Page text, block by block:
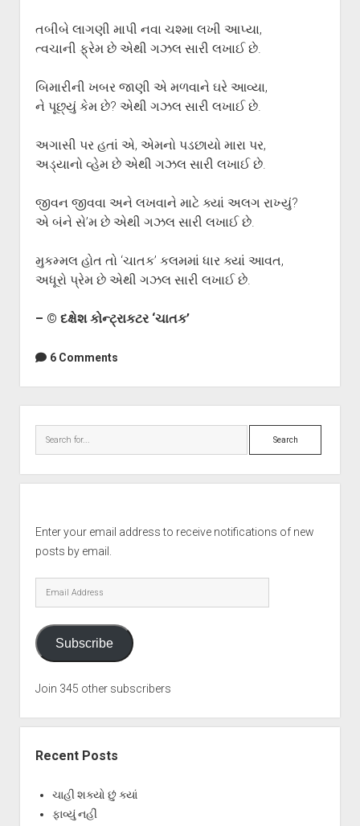
તબીબે લાગણી માપી નવા ચશ્મા લખી આપ્યા,
ત્વચાની ફ્રેમ છે એથી ગઝલ સારી લખાઈ છે.
બિમારીની ખબર જાણી એ મળવાને ઘરે આવ્યા,
ને પૂછ્યું કેમ છે? એથી ગઝલ સારી લખાઈ છે.
અગાસી પર હતાં એ, એમનો પડછાયો મારા પર,
અડ્યાનો વ્હેમ છે એથી ગઝલ સારી લખાઈ છે.
જીવન જીવવા અને લખવાને માટે ક્યાં અલગ રાખ્યું?
એ બંને સે’મ છે એથી ગઝલ સારી લખાઈ છે.
મુકમ્મલ હોત તો ‘ચાતક’ કલમમાં ધાર ક્યાં આવત,
અધૂરો પ્રેમ છે એથી ગઝલ સારી લખાઈ છે.
– © દક્ષેશ કોન્ટ્રાકટર ‘ચાતક’
6 Comments
Search
Enter your email address to receive notifications of new
posts by email.
Email
Address
Subscribe
Join 345 other subscribers
Recent Posts
ચાહી શક્યો છું ક્યાં
ફાવ્યું નહીં